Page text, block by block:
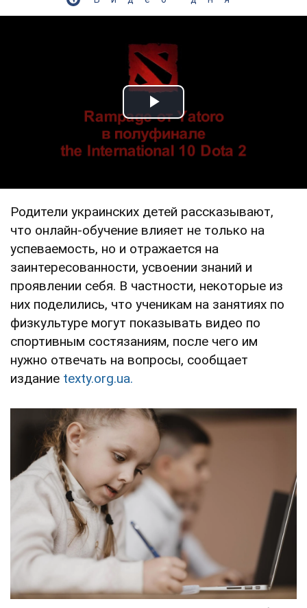
Play Video
Родители украинских детей рассказывают,
что онлайн-обучение влияет не только на
успеваемость, но и отражается на
заинтересованности, усвоении знаний и
проявлении себя. В частности, некоторые из
них поделились, что ученикам на занятиях по
физкультуре могут показывать видео по
спортивным состязаниям, после чего им
нужно отвечать на вопросы, сообщает
издание texty.org.ua.